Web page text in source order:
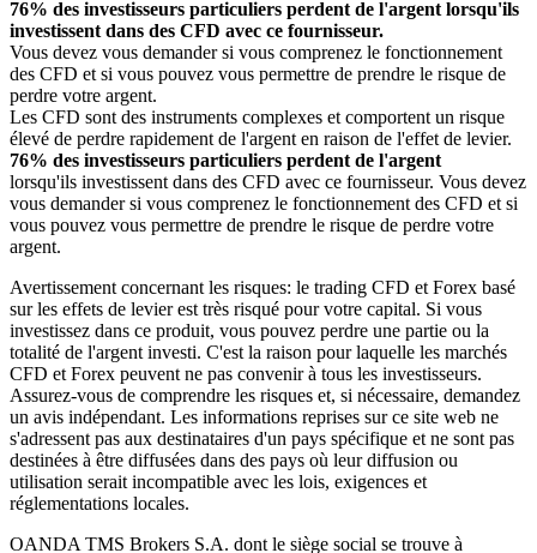
76% des investisseurs particuliers perdent de l'argent lorsqu'ils
investissent dans des CFD avec ce fournisseur.
Vous devez vous demander si vous comprenez le fonctionnement
des CFD et si vous pouvez vous permettre de prendre le risque de
perdre votre argent.
Les CFD sont des instruments complexes et comportent un risque
élevé de perdre rapidement de l'argent en raison de l'effet de levier.
76% des investisseurs particuliers perdent de l'argent
lorsqu'ils investissent dans des CFD avec ce fournisseur. Vous devez
vous demander si vous comprenez le fonctionnement des CFD et si
vous pouvez vous permettre de prendre le risque de perdre votre
argent.
Avertissement concernant les risques: le trading CFD et Forex basé
sur les effets de levier est très risqué pour votre capital. Si vous
investissez dans ce produit, vous pouvez perdre une partie ou la
totalité de l'argent investi. C'est la raison pour laquelle les marchés
CFD et Forex peuvent ne pas convenir à tous les investisseurs.
Assurez-vous de comprendre les risques et, si nécessaire, demandez
un avis indépendant. Les informations reprises sur ce site web ne
s'adressent pas aux destinataires d'un pays spécifique et ne sont pas
destinées à être diffusées dans des pays où leur diffusion ou
utilisation serait incompatible avec les lois, exigences et
réglementations locales.
OANDA TMS Brokers S.A. dont le siège social se trouve à